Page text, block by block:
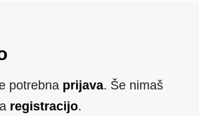
potrebna prijava. Še nimaš
registracijo.